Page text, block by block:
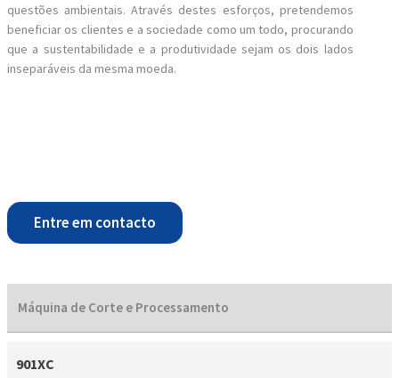
questões ambientais. Através destes esforços, pretendemos
beneficiar os clientes e a sociedade como um todo, procurando
que a sustentabilidade e a produtividade sejam os dois lados
inseparáveis da mesma moeda.
Entre em contacto
Máquina de Corte e Processamento
901XC